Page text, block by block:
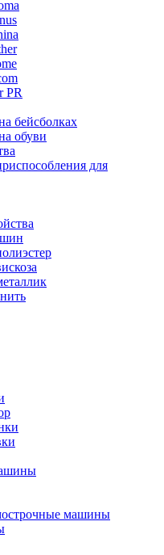
PR
бейсболках
обуви
для
машины